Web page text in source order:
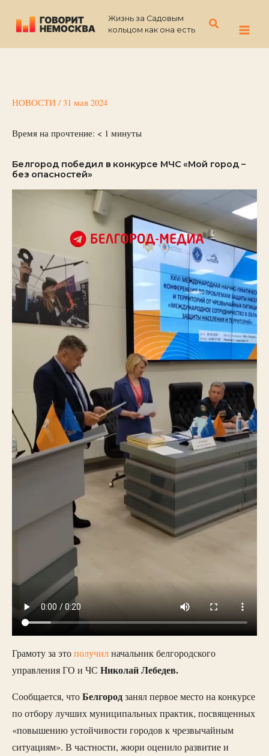
содержимому
Жизнь за Садовым
кольцом как она есть
Поиск
НОВОСТИ / 31 мая 2024
Время на прочтение: < 1 минуты
Белгород победил в конкурсе МЧС «Мой город –
без опасностей»
Грамоту за этополучилначальник белгородского
управления ГО и ЧС Николай Лебедев.
Сообщается, чтоБелгородзанял первое место на конкурсе
по отбору лучших муниципальных практик, посвященных
«повышению устойчивости городов к чрезвычайным
ситуациям». В частности, жюри оценило развитие и